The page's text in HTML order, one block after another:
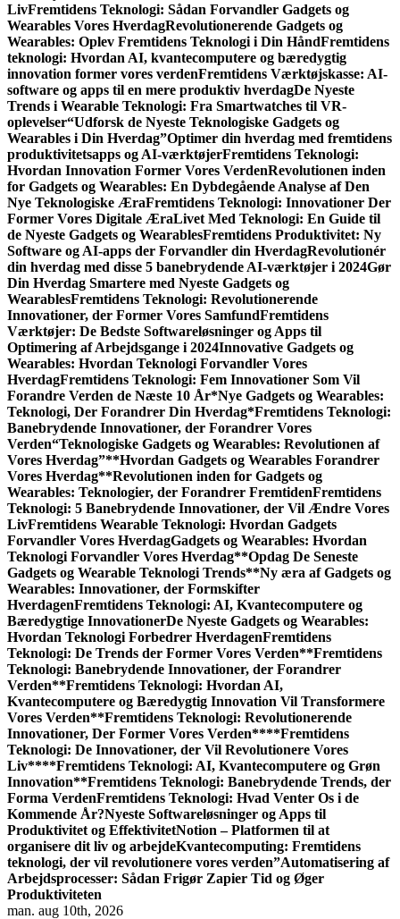
LivFremtidens Teknologi: Sådan Forvandler Gadgets og
Wearables Vores HverdagRevolutionerende Gadgets og
Wearables: Oplev Fremtidens Teknologi i Din HåndFremtidens
teknologi: Hvordan AI, kvantecomputere og bæredygtig
innovation former vores verdenFremtidens Værktøjskasse: AI-
software og apps til en mere produktiv hverdagDe Nyeste
Trends i Wearable Teknologi: Fra Smartwatches til VR-
oplevelser“Udforsk de Nyeste Teknologiske Gadgets og
Wearables i Din Hverdag”Optimer din hverdag med fremtidens
produktivitetsapps og AI-værktøjerFremtidens Teknologi:
Hvordan Innovation Former Vores VerdenRevolutionen inden
for Gadgets og Wearables: En Dybdegående Analyse af Den
Nye Teknologiske ÆraFremtidens Teknologi: Innovationer Der
Former Vores Digitale ÆraLivet Med Teknologi: En Guide til
de Nyeste Gadgets og WearablesFremtidens Produktivitet: Ny
Software og AI-apps der Forvandler din HverdagRevolutionér
din hverdag med disse 5 banebrydende AI-værktøjer i 2024Gør
Din Hverdag Smartere med Nyeste Gadgets og
WearablesFremtidens Teknologi: Revolutionerende
Innovationer, der Former Vores SamfundFremtidens
Værktøjer: De Bedste Softwareløsninger og Apps til
Optimering af Arbejdsgange i 2024Innovative Gadgets og
Wearables: Hvordan Teknologi Forvandler Vores
HverdagFremtidens Teknologi: Fem Innovationer Som Vil
Forandre Verden de Næste 10 År*Nye Gadgets og Wearables:
Teknologi, Der Forandrer Din Hverdag*Fremtidens Teknologi:
Banebrydende Innovationer, der Forandrer Vores
Verden“Teknologiske Gadgets og Wearables: Revolutionen af
Vores Hverdag”**Hvordan Gadgets og Wearables Forandrer
Vores Hverdag**Revolutionen inden for Gadgets og
Wearables: Teknologier, der Forandrer FremtidenFremtidens
Teknologi: 5 Banebrydende Innovationer, der Vil Ændre Vores
LivFremtidens Wearable Teknologi: Hvordan Gadgets
Forvandler Vores HverdagGadgets og Wearables: Hvordan
Teknologi Forvandler Vores Hverdag**Opdag De Seneste
Gadgets og Wearable Teknologi Trends**Ny æra af Gadgets og
Wearables: Innovationer, der Formskifter
HverdagenFremtidens Teknologi: AI, Kvantecomputere og
Bæredygtige InnovationerDe Nyeste Gadgets og Wearables:
Hvordan Teknologi Forbedrer HverdagenFremtidens
Teknologi: De Trends der Former Vores Verden**Fremtidens
Teknologi: Banebrydende Innovationer, der Forandrer
Verden**Fremtidens Teknologi: Hvordan AI,
Kvantecomputere og Bæredygtig Innovation Vil Transformere
Vores Verden**Fremtidens Teknologi: Revolutionerende
Innovationer, Der Former Vores Verden****Fremtidens
Teknologi: De Innovationer, der Vil Revolutionere Vores
Liv****Fremtidens Teknologi: AI, Kvantecomputere og Grøn
Innovation**Fremtidens Teknologi: Banebrydende Trends, der
Forma VerdenFremtidens Teknologi: Hvad Venter Os i de
Kommende År?Nyeste Softwareløsninger og Apps til
Produktivitet og EffektivitetNotion – Platformen til at
organisere dit liv og arbejdeKvantecomputing: Fremtidens
teknologi, der vil revolutionere vores verden”Automatisering af
Arbejdsprocesser: Sådan Frigør Zapier Tid og Øger
Produktiviteten
man. aug 10th, 2026